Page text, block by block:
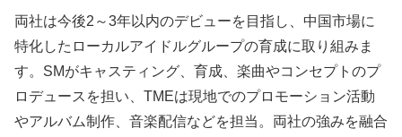
両社は今後2～3年以内のデビューを目指し、中国市場に
特化したローカルアイドルグループの育成に取り組みま
す。SMがキャスティング、育成、楽曲やコンセプトのプ
ロデュースを担い、TMEは現地でのプロモーション活動
やアルバム制作、音楽配信などを担当。両社の強みを融合